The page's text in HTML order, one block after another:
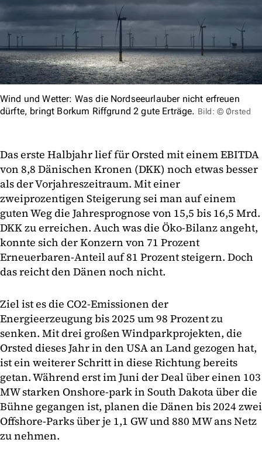
Wind und Wetter: Was die Nordseeurlauber nicht erfreuen
dürfte, bringt Borkum Riffgrund 2 gute Erträge. Bild: © Ørsted
Das erste Halbjahr lief für Orsted mit einem EBITDA
von 8,8 Dänischen Kronen (DKK) noch etwas besser
als der Vorjahreszeitraum. Mit einer
zweiprozentigen Steigerung sei man auf einem
guten Weg die Jahresprognose von 15,5 bis 16,5 Mrd.
DKK zu erreichen. Auch was die Öko-Bilanz angeht,
konnte sich der Konzern von 71 Prozent
Erneuerbaren-Anteil auf 81 Prozent steigern. Doch
das reicht den Dänen noch nicht.
Ziel ist es die CO2-Emissionen der
Energieerzeugung bis 2025 um 98 Prozent zu
senken. Mit drei großen Windparkprojekten, die
Orsted dieses Jahr in den USA an Land gezogen hat,
ist ein weiterer Schritt in diese Richtung bereits
getan. Während erst im Juni der Deal über einen 103
MW starken Onshore-park in South Dakota über die
Bühne gegangen ist, planen die Dänen bis 2024 zwei
Offshore-Parks über je 1,1 GW und 880 MW ans Netz
zu nehmen.